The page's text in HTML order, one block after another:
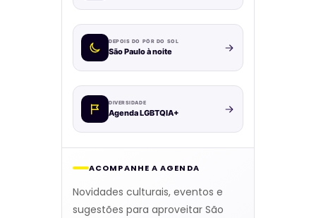
DEPOIS DO PÔR DO SOL
São Paulo à noite
DIVERSIDADE
Agenda LGBTQIA+
ACOMPANHE A AGENDA
Novidades culturais, eventos e
sugestões para aproveitar São